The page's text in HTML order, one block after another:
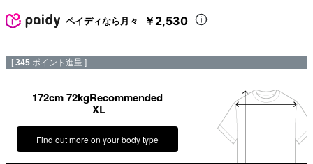
ペイディなら月々 ￥2,530
[ 345 ポイント進呈 ]
172cm 72kgRecommended
XL
Find out more on your body type